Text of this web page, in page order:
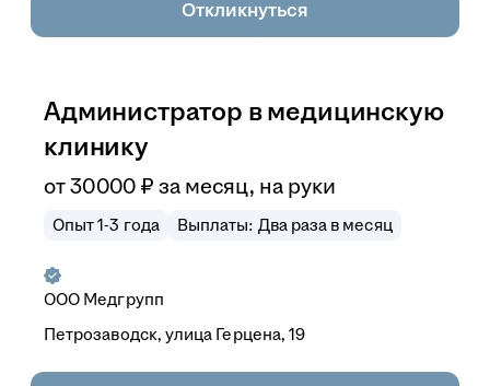
Откликнуться
Администратор в медицинскую
клинику
от30 000 ₽ за месяц, на руки
Опыт 1-3 года Выплаты: Два раза в месяц
ООО Медгрупп
Петрозаводск, улица Герцена, 19